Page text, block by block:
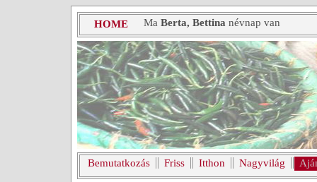
HOME Ma Berta, Bettina névnap van
Bemutatkozás Friss Itthon Nagyvilág